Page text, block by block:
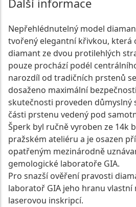
Další informace
Nepřehlédnutelný model
tvořený elegantní křivkou, která
diamant ze dvou protilehlých
pouze prochází podél
narozdíl od tradičních prstenů
dosaženo maximální
skutečnosti proveden důmyslný
části prstenu vedený pod
Šperk byl ručně vyroben ze 14k
pražském ateliéru a je osazen
opatřeným mezinárodně
gemologické laboratoře GIA.
Pro snazší ověření pravosti
laboratoř GIA jeho hranu
laserovou inskripcí.